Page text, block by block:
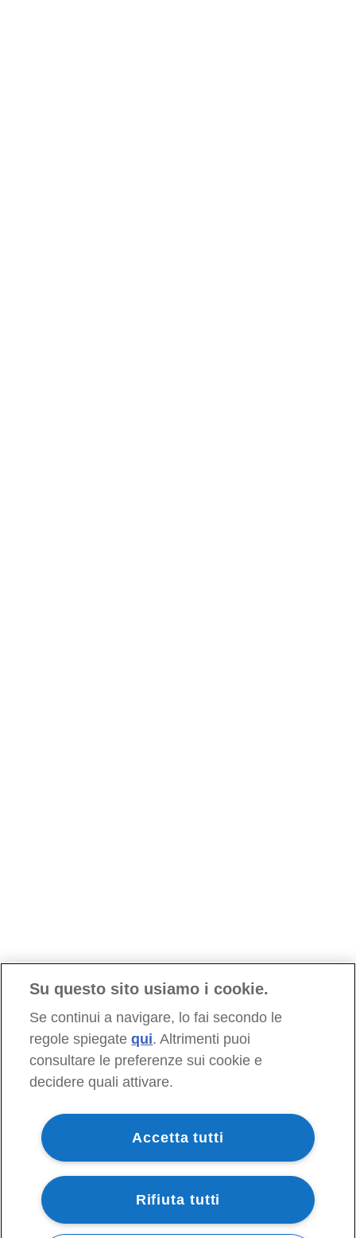
Su questo sito usiamo i cookie.
Se continui a navigare, lo fai secondo le
regole spiegate qui. Altrimenti puoi
consultare le preferenze sui cookie e
decidere quali attivare.
Accetta tutti
Rifiuta tutti